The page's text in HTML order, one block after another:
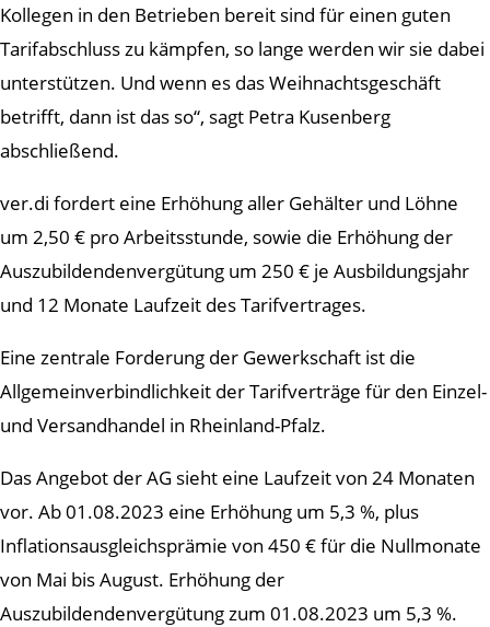
Kollegen in den Betrieben bereit sind für einen guten
Tarifabschluss zu kämpfen, so lange werden wir sie dabei
unterstützen. Und wenn es das Weihnachtsgeschäft
betrifft, dann ist das so“, sagt Petra Kusenberg
abschließend.
ver.di fordert eine Erhöhung aller Gehälter und Löhne
um 2,50 € pro Arbeitsstunde, sowie die Erhöhung der
Auszubildendenvergütung um 250 € je Ausbildungsjahr
und 12 Monate Laufzeit des Tarifvertrages.
Eine zentrale Forderung der Gewerkschaft ist die
Allgemeinverbindlichkeit der Tarifverträge für den Einzel-
und Versandhandel in Rheinland-Pfalz.
Das Angebot der AG sieht eine Laufzeit von 24 Monaten
vor. Ab 01.08.2023 eine Erhöhung um 5,3 %, plus
Inflationsausgleichsprämie von 450 € für die Nullmonate
von Mai bis August. Erhöhung der
Auszubildendenvergütung zum 01.08.2023 um 5,3 %.